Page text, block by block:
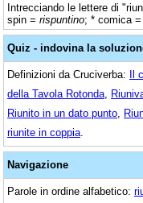
Intrecciando le lettere di
spin = rispuntino; * comica =
Quiz - indovina la
Definizioni da Cruciverba: Il
della Tavola Rotonda
Riunito in un dato punto
riunite in coppia
Navigazione
Parole in ordine alfabetico: